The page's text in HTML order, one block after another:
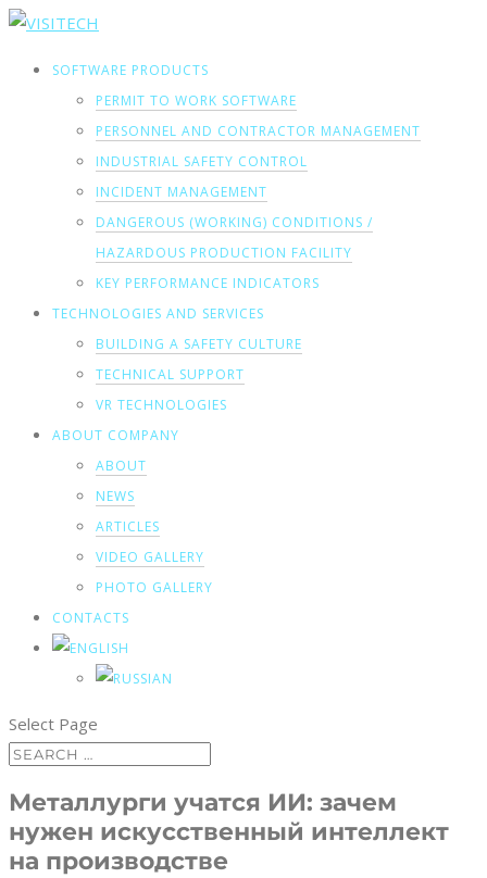
SOFTWARE PRODUCTS
PERMIT TO WORK SOFTWARE
PERSONNEL AND CONTRACTOR MANAGEMENT
INDUSTRIAL SAFETY CONTROL
INCIDENT MANAGEMENT
DANGEROUS (WORKING) CONDITIONS /
HAZARDOUS PRODUCTION FACILITY
KEY PERFORMANCE INDICATORS
TECHNOLOGIES AND SERVICES
BUILDING A SAFETY CULTURE
TECHNICAL SUPPORT
VR TECHNOLOGIES
ABOUT COMPANY
ABOUT
NEWS
ARTICLES
VIDEO GALLERY
PHOTO GALLERY
CONTACTS
Select Page
Металлурги учатся ИИ: зачем
нужен искусственный интеллект
на производстве